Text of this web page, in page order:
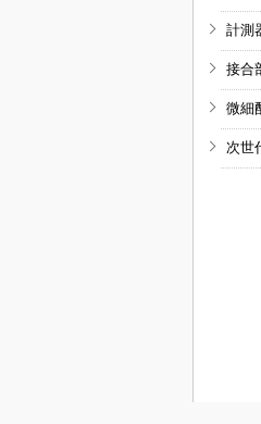
計測
接合
微細
次世